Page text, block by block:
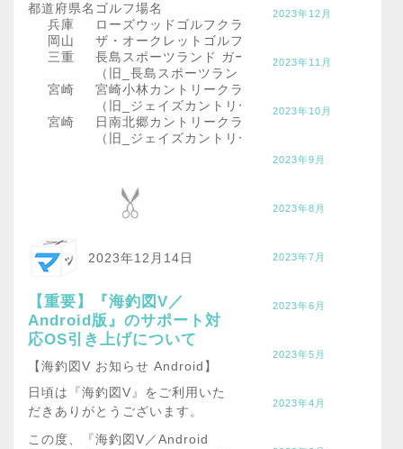
都道府県名 ゴルフ場名
兵庫
ローズウッドゴルフクラブ
岡山
ザ・オークレットゴルフクラブ
三重
長島スポーツランド ガーデンゴルフコース
（旧_長島スポーツランド）
宮崎
宮崎小林カントリークラブ
（旧_ジェイズカントリークラブ小林コース）
宮崎
日南北郷カントリークラブ
（旧_ジェイズカントリークラブ日南コース）
2023年12月14日
【重要】『海釣図V／
Android版』のサポート対
応OS引き上げについて
【海釣図V お知らせ Android】
日頃は『海釣図V』をご利用いた
だきありがとうございます。
この度、『海釣図V／Android
2023年12月
2023年11月
2023年10月
2023年9月
2023年8月
2023年7月
2023年6月
2023年5月
2023年4月